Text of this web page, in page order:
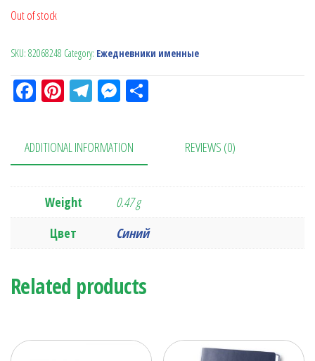
Out of stock
SKU: 82068248 Category: Ежедневники именные
Fa
bo
ok
Pi
er
es
t
Te
gr
a
m
M
se
n
ge
r
ит
ADDITIONAL INFORMATION REVIEWS (0)
Weight
0.47 g
Цвет
Синий
Related products